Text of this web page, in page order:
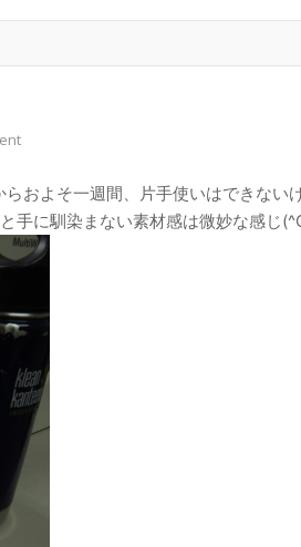
およそ一週間、片手使いはできない
手に馴染まない素材感は微妙な感じ